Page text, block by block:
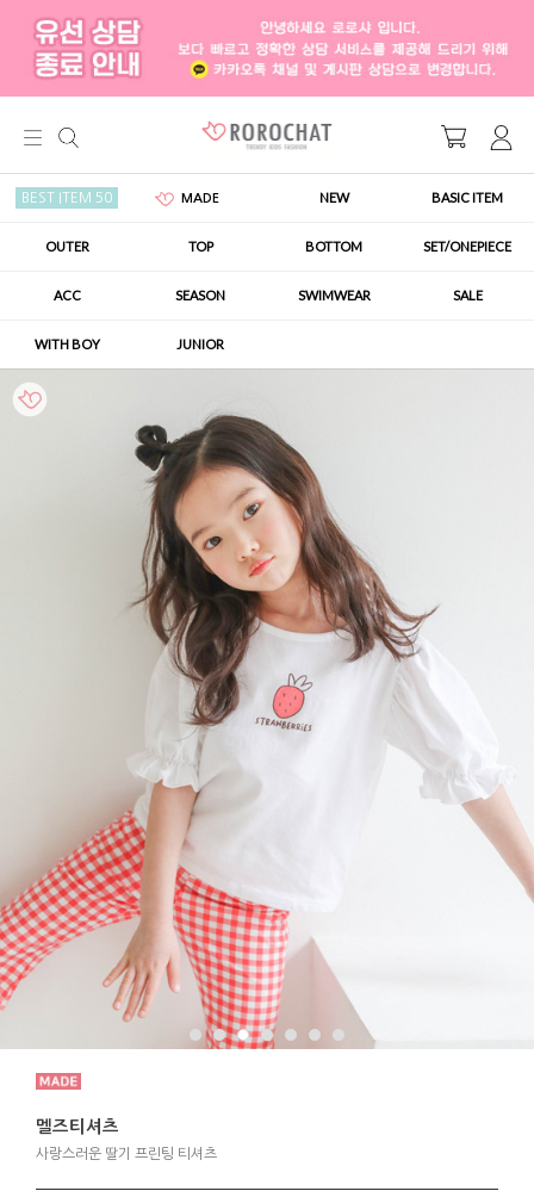
BEST ITEM 50 MADE NEW BASIC ITEM
OUTER TOP BOTTOM SET/ONEPIECE
ACC SEASON SWIMWEAR SALE
WITH BOY JUNIOR
멜즈티셔츠
사랑스러운 딸기 프린팅 티셔츠